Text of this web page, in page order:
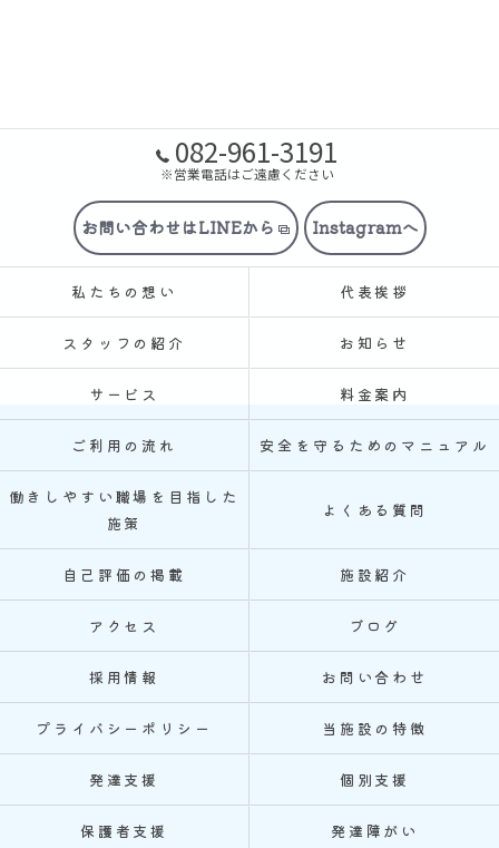
082-961-3191
※営業電話はご遠慮ください
お問い合わせはLINEから Instagramへ
私たちの想い 代表挨拶
スタッフの紹介 お知らせ
サービス 料金案内
ご利用の流れ 安全を守るためのマニュアル
働きしやすい職場を目指した
施策
よくある質問
自己評価の掲載 施設紹介
アクセス ブログ
採用情報 お問い合わせ
プライバシーポリシー 当施設の特徴
発達支援 個別支援
保護者支援 発達障がい